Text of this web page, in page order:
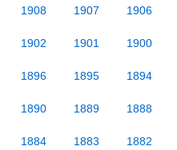
1908 1907 1906
1902 1901 1900
1896 1895 1894
1890 1889 1888
1884 1883 1882